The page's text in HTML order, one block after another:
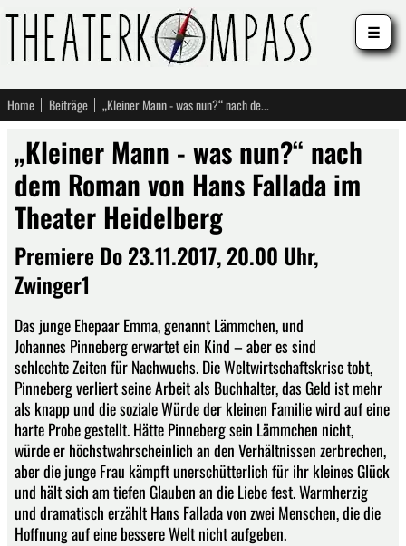
Home Beiträge „Kleiner Mann - was nun?“ nach dem Roman von Hans Fallada im Theater Heidelberg
„Kleiner Mann - was nun?“ nach
dem Roman von Hans Fallada im
Theater Heidelberg
Premiere Do 23.11.2017, 20.00 Uhr,
Zwinger1
Das junge Ehepaar Emma, genannt Lämmchen, und
Johannes Pinneberg erwartet ein Kind – aber es sind
schlechte Zeiten für Nachwuchs. Die Weltwirtschaftskrise tobt,
Pinneberg verliert seine Arbeit als Buchhalter, das Geld ist mehr
als knapp und die soziale Würde der kleinen Familie wird auf eine
harte Probe gestellt. Hätte Pinneberg sein Lämmchen nicht,
würde er höchstwahrscheinlich an den Verhältnissen zerbrechen,
aber die junge Frau kämpft unerschütterlich für ihr kleines Glück
und hält sich am tiefen Glauben an die Liebe fest. Warmherzig
und dramatisch erzählt Hans Fallada von zwei Menschen, die die
Hoffnung auf eine bessere Welt nicht aufgeben.
☰